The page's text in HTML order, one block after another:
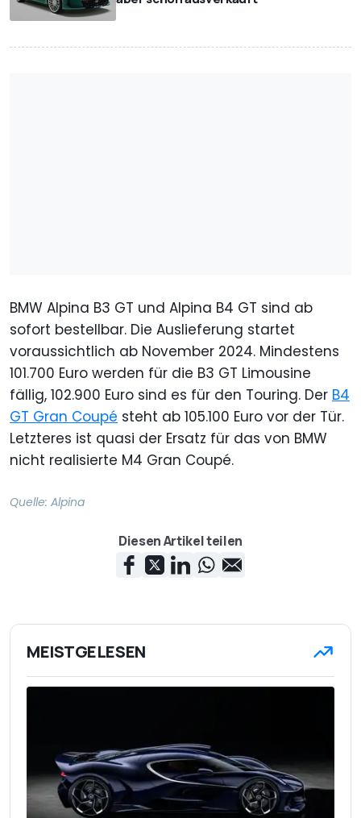
BMW Alpina B3 GT und Alpina B4 GT sind ab
sofort bestellbar. Die Auslieferung startet
voraussichtlich ab November 2024. Mindestens
101.700 Euro werden für die B3 GT Limousine
fällig, 102.900 Euro sind es für den Touring. Der B4
GT Gran Coupé steht ab 105.100 Euro vor der Tür.
Letzteres ist quasi der Ersatz für das von BMW
nicht realisierte M4 Gran Coupé.
Quelle: Alpina
Diesen Artikel teilen
MEISTGELESEN